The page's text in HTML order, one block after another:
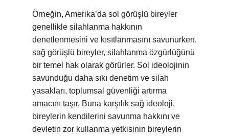
Örneğin, Amerika’da sol görüşlü bireyler
genellikle silahlanma hakkının
denetlenmesini ve kısıtlanmasını savunurken,
sağ görüşlü bireyler, silahlanma özgürlüğünü
bir temel hak olarak görürler. Sol ideolojinin
savunduğu daha sıkı denetim ve silah
yasakları, toplumsal güvenliği artırma
amacını taşır. Buna karşılık sağ ideoloji,
bireylerin kendilerini savunma hakkını ve
devletin zor kullanma yetkisinin bireylerin